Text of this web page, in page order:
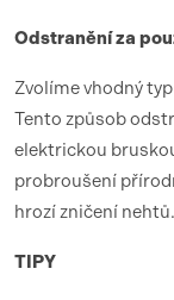
Odstranění za
Zvolíme vhodný
Tento způsob
elektrickou
probroušení
hrozí zničení nehtů.
TIPY